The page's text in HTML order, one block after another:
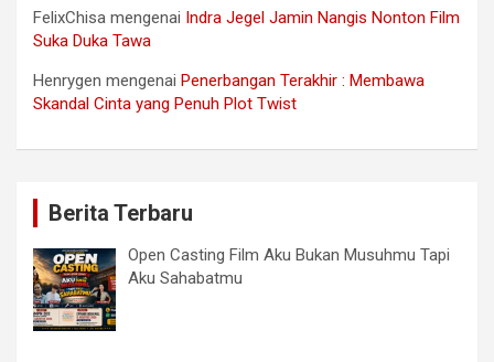
FelixChisa mengenai Indra Jegel Jamin Nangis Nonton Film
Suka Duka Tawa
Henrygen mengenai Penerbangan Terakhir : Membawa
Skandal Cinta yang Penuh Plot Twist
Berita Terbaru
Open Casting Film Aku Bukan Musuhmu Tapi
Aku Sahabatmu